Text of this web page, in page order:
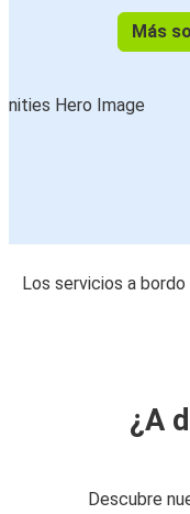
Más
Los servicios a
¿A
Descubre